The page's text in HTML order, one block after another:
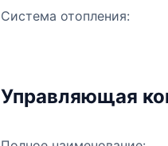
Система отопления:
Управляющая